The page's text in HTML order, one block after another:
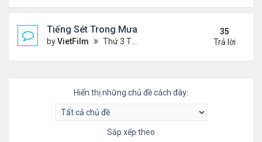
Tiếng Sét Trong Mưa (Lôi Vũ)
byVietFilm Thứ 3 Tháng 10 20, 2020 9:50 pm
35
Trả lời
Hiển thị những chủ đề cách đây:
Sắp xếp theo